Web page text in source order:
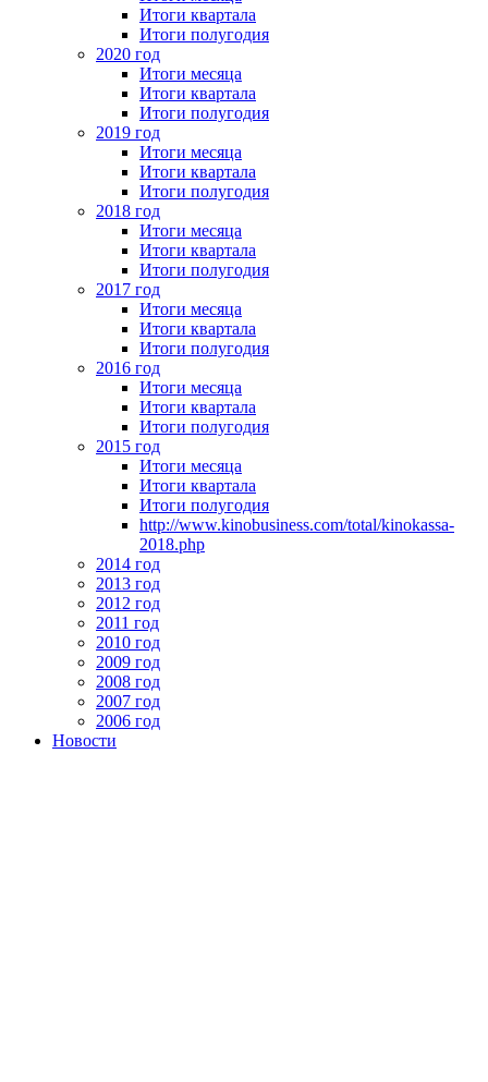
Итоги квартала
Итоги полугодия
2020 год
Итоги месяца
Итоги квартала
Итоги полугодия
2019 год
Итоги месяца
Итоги квартала
Итоги полугодия
2018 год
Итоги месяца
Итоги квартала
Итоги полугодия
2017 год
Итоги месяца
Итоги квартала
Итоги полугодия
2016 год
Итоги месяца
Итоги квартала
Итоги полугодия
2015 год
Итоги месяца
Итоги квартала
Итоги полугодия
http://www.kinobusiness.com/total/kinokassa-
2018.php
2014 год
2013 год
2012 год
2011 год
2010 год
2009 год
2008 год
2007 год
2006 год
Новости